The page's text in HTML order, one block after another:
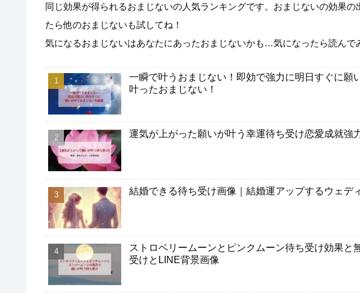
同じ効果が得られるおまじないの人気ランキングです。おまじないの効果
たら他のおまじないも試してね！
気になるおまじないはあなたにあったおまじないかも…気になったら読んで
一瞬で叶うおまじない！即効で強力に明日すぐに願
叶ったおまじない！
運気が上がった願いが叶う幸運待ち受け恋愛成就強
結婚できる待ち受け画像｜結婚運アップするウェデ
ストロベリームーンとピンクムーン待ち受け効果と
受けとLINE背景画像